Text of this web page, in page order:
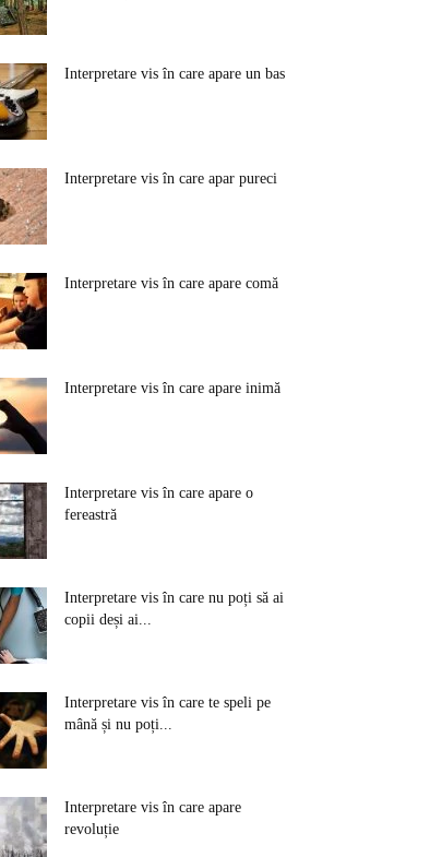
Interpretare vis în care apare un bas
Interpretare vis în care apar pureci
Interpretare vis în care apare comă
Interpretare vis în care apare inimă
Interpretare vis în care apare o
fereastră
Interpretare vis în care nu poți să ai
copii deși ai...
Interpretare vis în care te speli pe
mână și nu poți...
Interpretare vis în care apare
revoluție